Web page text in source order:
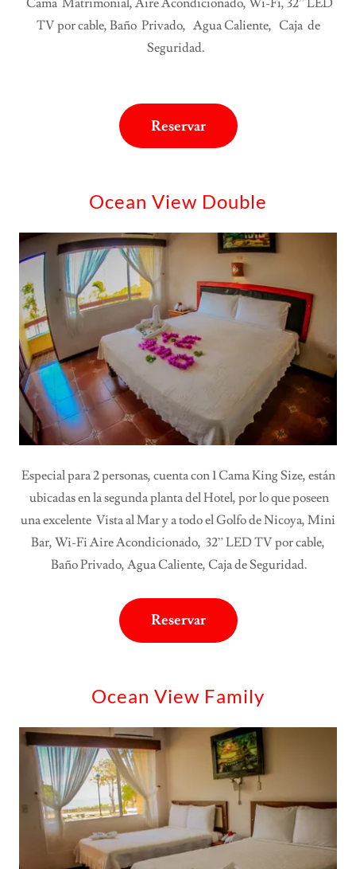
Cama Matrimonial, Aire Acondicionado, Wi-Fi, 32” LED
TV por cable, Baño Privado, Agua Caliente, Caja de
Seguridad.
Reservar
Ocean View Double
Especial para 2 personas, cuenta con 1 Cama King Size, están
ubicadas en la segunda planta del Hotel, por lo que poseen
una excelente Vista al Mar y a todo el Golfo de Nicoya, Mini
Bar, Wi-Fi Aire Acondicionado, 32” LED TV por cable,
Baño Privado, Agua Caliente, Caja de Seguridad.
Reservar
Ocean View Family